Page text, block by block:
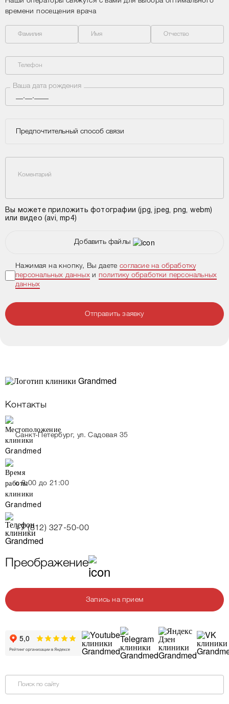
времени посещения врача
Фамилия Имя Отчество
Телефон
Ваша дата рождения
Предпочтительный способ связи
Коментарий
Вы можете приложить фотографии (jpg, jpeg, png, webm)
или видео (avi, mp4)
Добавить файлы
Нажимая на кнопку, Вы даетесогласие на обработку
персональных данныхиполитику обработки персональных
данных
Отправить заявку
Контакты
Санкт-Петербург, ул. Садовая 35
c 9:00 до 21:00
+7 (812) 327-50-00
Преображение
Запись на прием
Поиск по сайту